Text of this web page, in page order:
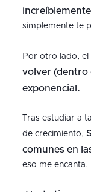
simplemente te
Por otro lado, el
volver (dentro
exponencial.
Tras estudiar a
de crecimiento,
comunes en
eso me encanta.